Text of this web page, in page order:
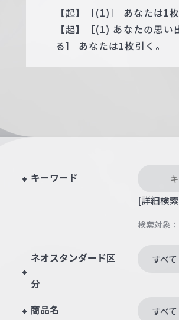
【起】［(1)］ あなたは1
【起】［(1) あなたの思
る］ あなたは1枚引く。
キーワード
[詳細検
検索対象：
ネオスタンダード区
分
すべて
商品名 すべて